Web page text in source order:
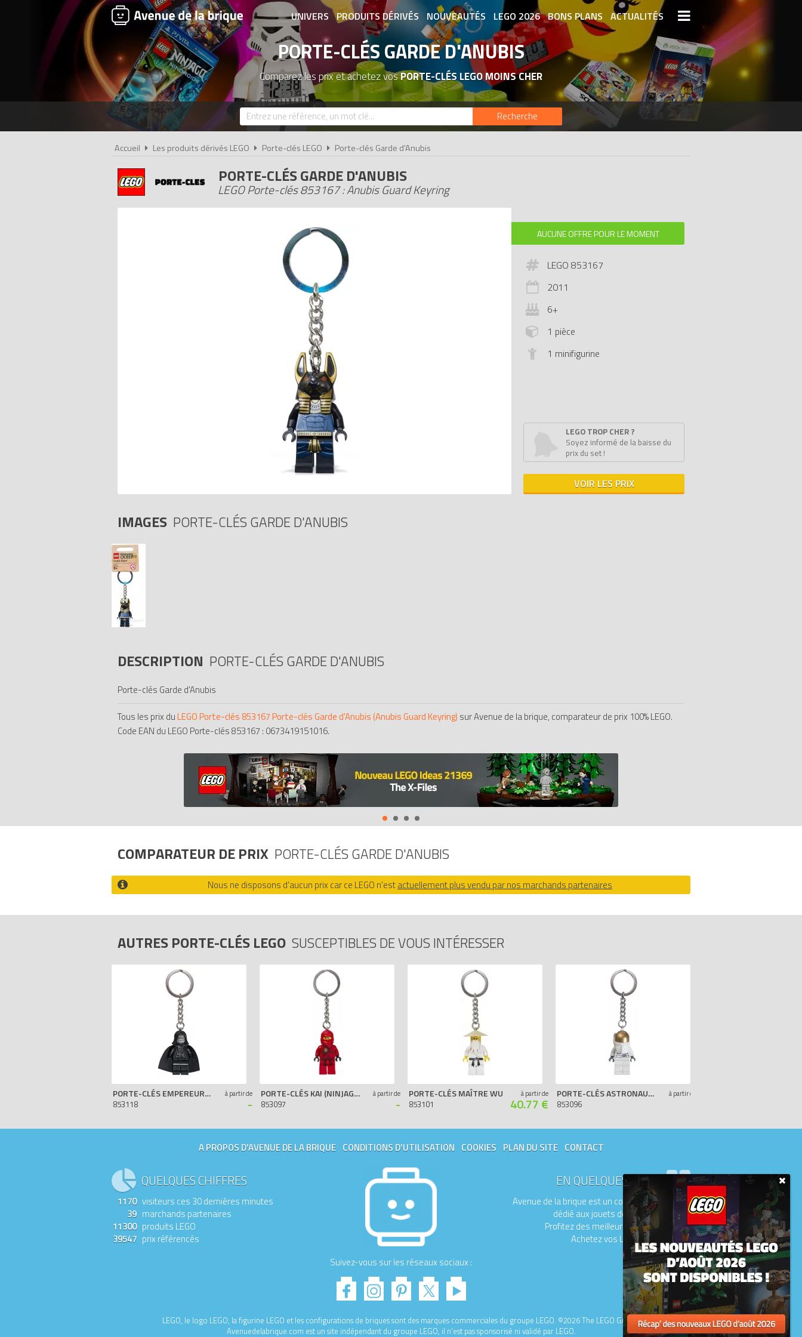
UNIVERS PRODUITS DÉRIVÉS NOUVEAUTÉS LEGO 2026 BONS PLANS ACTUALITÉS
ASSOCIATIONS DE FANS EXPOSITIONS LEGO LEGO LES PLUS CHERS
DERNIERS LEGO AJOUTÉS
PORTE-CLÉS GARDE D'ANUBIS
Comparez les prix et achetez vosPORTE-CLÉS LEGO MOINS CHER
Recherche
Accueil Les produits dérivés LEGO Porte-clés LEGO Porte-clés Garde d'Anubis
PORTE-CLÉS GARDE D'ANUBIS
LEGO Porte-clés 853167 : Anubis Guard Keyring
AUCUNE OFFRE POUR LE MOMENT
LEGO 853167
2011
6+
1 pièce
1 minifigurine
LEGO TROP CHER ?
Soyez informé de la baisse du
prix du set !
VOIR LES PRIX
IMAGES PORTE-CLÉS GARDE D'ANUBIS
DESCRIPTION PORTE-CLÉS GARDE D'ANUBIS
Porte-clés Garde d'Anubis
Tous les prix duLEGO Porte-clés 853167 Porte-clés Garde d'Anubis (Anubis Guard Keyring) sur Avenue de la brique, comparateur de prix 100% LEGO.
Code EAN du LEGO Porte-clés 853167 : 0673419151016.
COMPARATEUR DE PRIX PORTE-CLÉS GARDE D'ANUBIS
Nous ne disposons d'aucun prix car ce LEGO n'estactuellement plus vendu par nos marchands partenaires
AUTRES PORTE-CLÉS LEGO SUSCEPTIBLES DE VOUS INTÉRESSER
PORTE-CLÉS EMPEREUR PALPATINE
853118
à partir de
-
PORTE-CLÉS KAI (NINJAGO)
853097
à partir de
-
PORTE-CLÉS MAÎTRE WU
853101
à partir de
40.77 €
PORTE-CLÉS ASTRONAUTE
853096
à partir de
A PROPOS D'AVENUE DE LA BRIQUE CONDITIONS D'UTILISATION COOKIES PLAN DU SITE CONTACT
EN QUELQUES MOTS
Avenue de la brique est un comparateur de prix
dédié aux jouets de la marque LEGO.
Profitez des meilleurs prix du moment.
Achetez vos LEGO moins chers.
QUELQUES CHIFFRES
1170 visiteurs ces 30 dernières minutes
39 marchands partenaires
11300 produits LEGO
39547 prix référencés
Suivez-vous sur les réseaux sociaux :
LEGO, le logo LEGO, la figurine LEGO et les configurations de briques sont des marques commerciales du groupe LEGO. ©2026 The LEGO Group.
Avenuedelabrique.com est un site indépendant du groupe LEGO, il n'est pas sponsorisé ni validé par LEGO.